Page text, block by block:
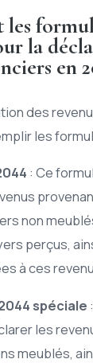
les
la
en
des
les
: Ce
non
perçus,
à ces
spéciale
les
meublés,